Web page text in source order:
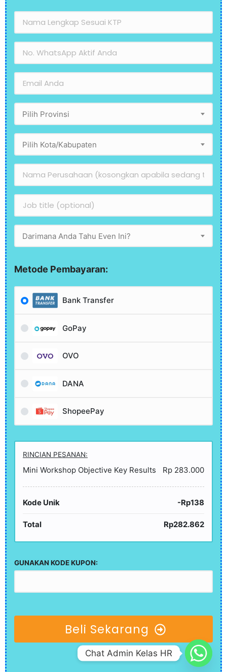
Pilih Provinsi
Pilih Kota/Kabupaten
Darimana Anda Tahu Even Ini?
Metode Pembayaran:
Bank Transfer
GoPay
OVO
DANA
ShopeePay
RINCIAN PESANAN:
Mini Workshop Objective Key Results Rp 283.000
Kode Unik -Rp138
Total Rp282.862
GUNAKAN KODE KUPON:
Beli Sekarang
Chat Admin Kelas HR